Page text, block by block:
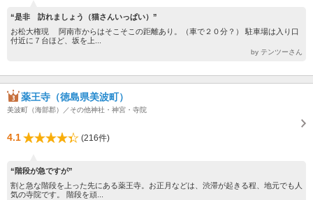
“是非 訪れましょう（猫さんいっぱい）”
お松大権現 阿南市からはそこそこの距離あり。（車で２０分？） 駐車場は入り口
付近に７台ほど、坂を上...
by テンツーさん
薬王寺（徳島県美波町）
美波町（海部郡）／その他神社・神宮・寺院
4.1 (216件)
“階段が急ですが”
割と急な階段を上った先にある薬王寺。お正月などは、渋滞が起きる程、地元でも人
気の寺院です。 階段を頑...